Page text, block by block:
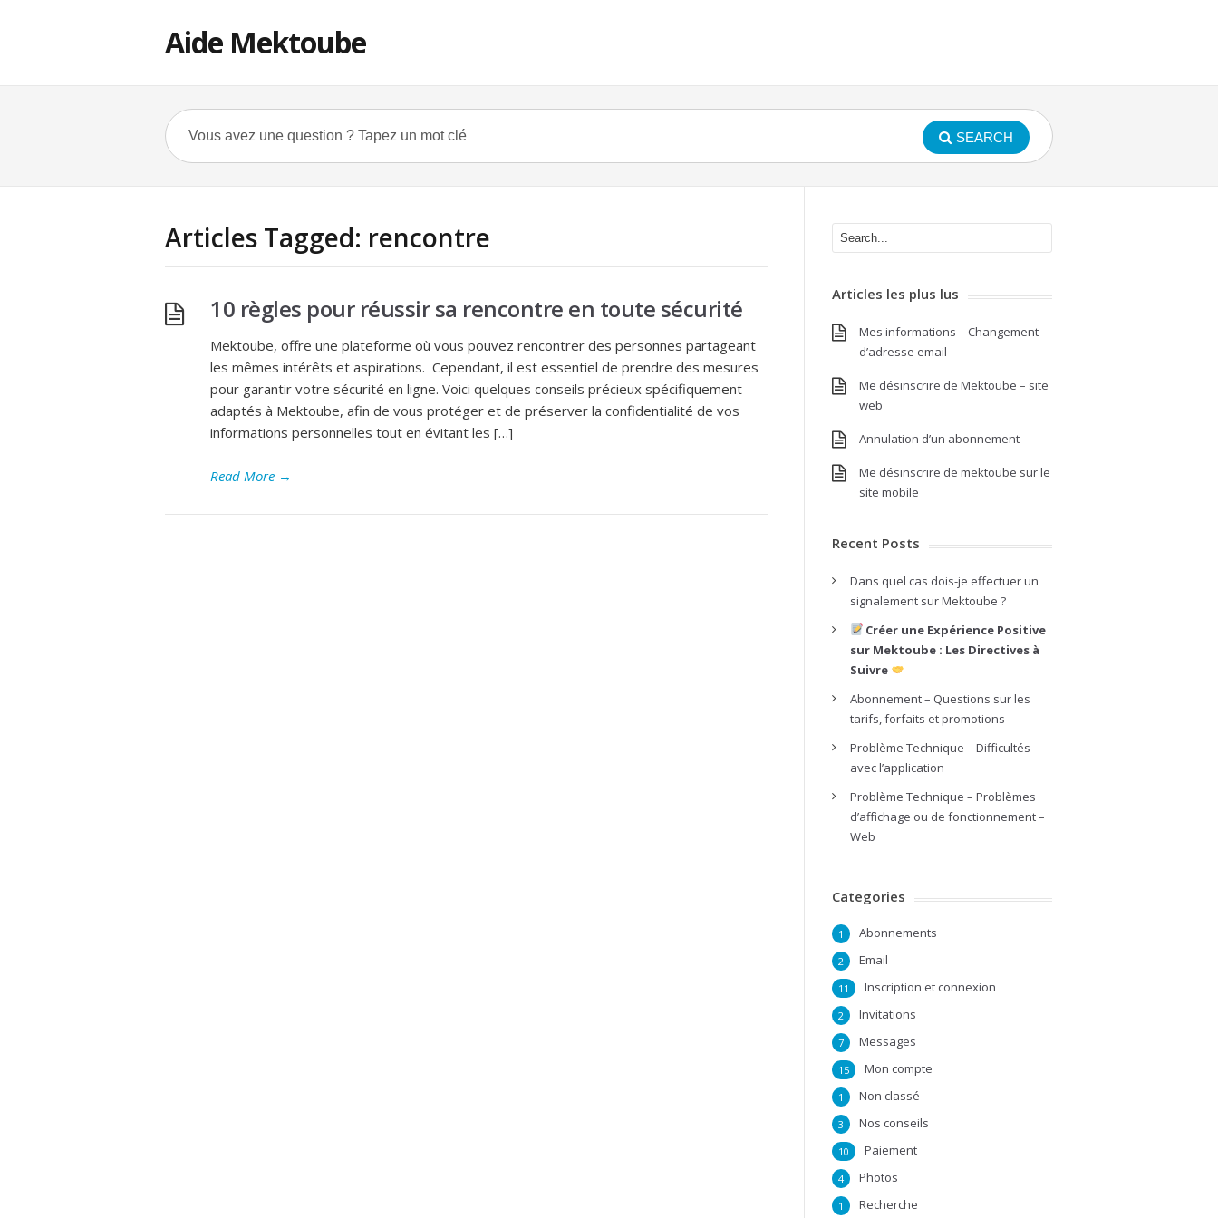
Aide Mektoube
SEARCH
Articles Tagged: rencontre
10 règles pour réussir sa rencontre en toute sécurité
Mektoube, offre une plateforme où vous pouvez rencontrer des personnes partageant
les mêmes intérêts et aspirations. Cependant, il est essentiel de prendre des mesures
pour garantir votre sécurité en ligne. Voici quelques conseils précieux spécifiquement
adaptés à Mektoube, afin de vous protéger et de préserver la confidentialité de vos
informations personnelles tout en évitant les […]
Read More →
Articles les plus lus
Mes informations – Changement
d’adresse email
Me désinscrire de Mektoube – site
web
Annulation d’un abonnement
Me désinscrire de mektoube sur le
site mobile
Recent Posts
Dans quel cas dois-je effectuer un
signalement sur Mektoube ?
Créer une Expérience Positive
sur Mektoube : Les Directives à
Suivre
Abonnement – Questions sur les
tarifs, forfaits et promotions
Problème Technique – Difficultés
avec l’application
Problème Technique – Problèmes
d’affichage ou de fonctionnement –
Web
Categories
Abonnements
1
Email
2
Inscription et connexion
11
Invitations
2
Messages
7
Mon compte
15
Non classé
1
Nos conseils
3
Paiement
10
Photos
4
Recherche
1